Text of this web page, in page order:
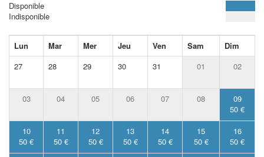
Disponible
Indisponible
Lun Mar Mer Jeu Ven Sam
Dim
27
28 29 30 31 01 02
03 04 05 06 07 08
09
50 €
10
50 €
11
50 €
12
50 €
13
50 €
14
50 €
15
50 €
16
50 €